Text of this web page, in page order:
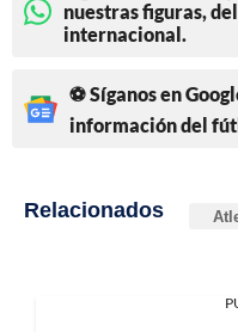
nuestras figuras,
internacional.
⚽ Síganos en
información del
Relacionados